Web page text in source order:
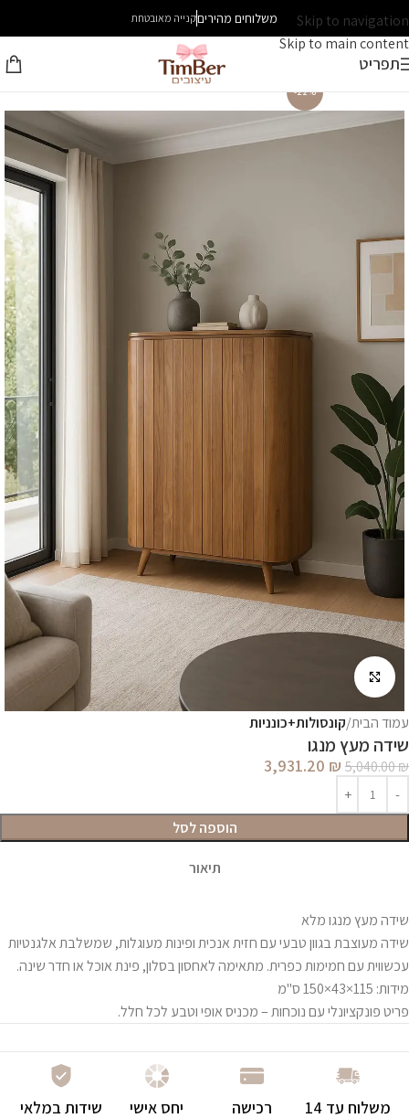
Skip to navigation
Skip to main content
משלוחים מהיריםקנייה מאובטחת
תפריט
עמוד הבית קונסולות+כונניות
שידה מעץ מנגו
5,040.00₪
3,931.20 ₪
הוספה לסל
תיאור
שידה מעץ מנגו מלא
שידה מעוצבת בגוון טבעי עם חזית אנכית ופינות מעוגלות, שמשלבת אלגנטיות
עכשווית עם חמימות כפרית. מתאימה לאחסון בסלון, פינת אוכל או חדר שינה.
מידות: 115×43×150 ס"מ
פריט פונקציונלי עם נוכחות – מכניס אופי וטבע לכל חלל.
-22%
לחץ להגדלה
משלוח עד 14 רכישה יחס אישי שידות במלאי